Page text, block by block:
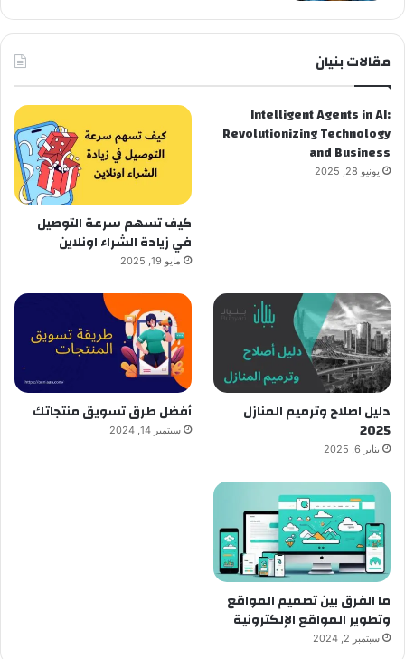
مقالات بنيان
Intelligent Agents in AI:
Revolutionizing Technology
and Business
يونيو 28, 2025
كيف تسهم سرعة التوصيل
في زيادة الشراء اونلاين
مايو 19, 2025
دليل اصلاح وترميم المنازل
2025
يناير 6, 2025
أفضل طرق تسويق منتجاتك
سبتمبر 14, 2024
ما الفرق بين تصميم المواقع
وتطوير المواقع الإلكترونية
سبتمبر 2, 2024